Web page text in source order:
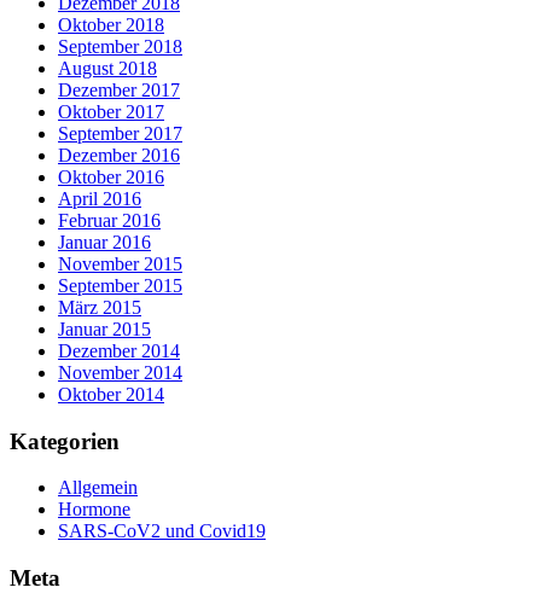
Oktober 2018
September 2018
August 2018
Dezember 2017
Oktober 2017
September 2017
Dezember 2016
Oktober 2016
April 2016
Februar 2016
Januar 2016
November 2015
September 2015
März 2015
Januar 2015
Dezember 2014
November 2014
Oktober 2014
Kategorien
Allgemein
Hormone
SARS-CoV2 und Covid19
Meta